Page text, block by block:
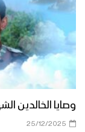
وصايا الخالدين
25/12/2025